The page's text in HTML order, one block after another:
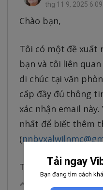
thg 11 9, 2025 6:09
Chào bạn,
Tôi có một đề xuất
bạn và tôi liên
di chúc tại văn
cấp đầy đủ thông
xác nhận email
nhất để biết thêm
(
Trân trọng, Bà
Tải ngay
Bạn đang tìm cách